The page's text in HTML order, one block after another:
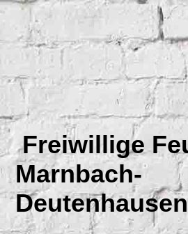
Freiwillige
Marnbach-
Deutenhausen